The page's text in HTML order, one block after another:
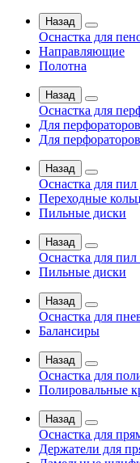
Назад
Оснастка для
Направляющие
Полотна
Назад
Оснастка для
Для
Для
Назад
Оснастка для
Переходные
Пильные диски
Назад
Оснастка для
Пильные диски
Назад
Оснастка для
Балансиры
Назад
Оснастка для
Полировальные
Назад
Оснастка для
Держатели для